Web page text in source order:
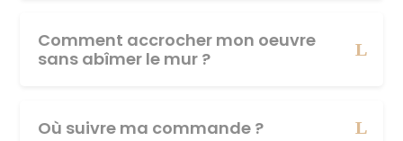
Comment accrocher mon oeuvre
sans abîmer le mur ?
Où suivre ma commande ?